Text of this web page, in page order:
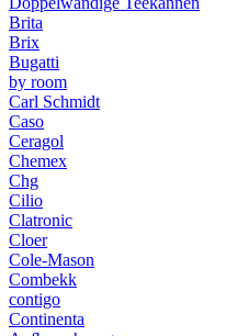
Brita
Brix
Bugatti
by room
Carl Schmidt
Caso
Ceragol
Chemex
Chg
Cilio
Clatronic
Cloer
Cole-Mason
Combekk
contigo
Continenta